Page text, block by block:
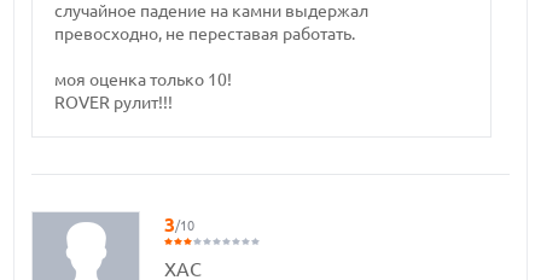
случайное падение на камни выдержал
превосходно, не переставая работать.
моя оценка только 10!
ROVER рулит!!!
3/10
ХАС